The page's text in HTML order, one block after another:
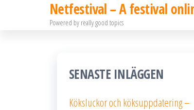
Netfestival – A festival
Powered by really good topics
SENASTE INLÄGGEN
Köksluckor och köksuppdatering –